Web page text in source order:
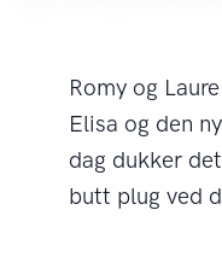
Romy og
Elisa og den
dag dukker
butt plug ved